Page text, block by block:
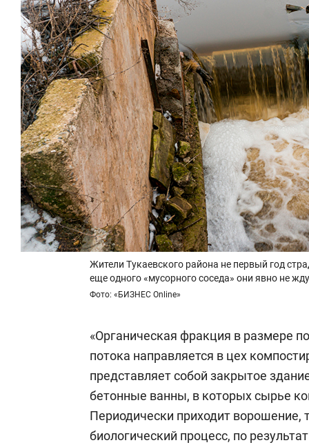
Жители Тукаевского района не первый год
еще одного «мусорного соседа» они явно не
Фото: «БИЗНЕС Online»
«Органическая фракция в размере
потока направляется в цех
представляет собой закрытое
бетонные ванны, в которых сырье
Периодически приходит ворошение,
биологический процесс, по